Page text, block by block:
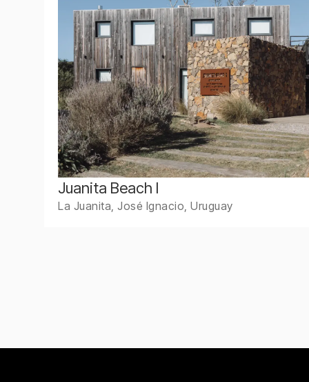
Juanita Beach I
La Juanita, José Ignacio, Uruguay